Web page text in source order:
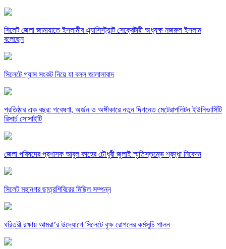
সিলেট জেলা জামায়াতে ইসলামীর এ্যাসিস্ট্যান্ট সেক্রেটারী অধ্যক্ষ নজরুল ইসলাম
বলেছেন
সিলেটে গ্যাস সংকট নিয়ে যা বলল জালালাবাদ
প্রতিষ্ঠার এক বছর: গবেষণা, অর্জন ও অঙ্গীকারে নতুন দিগন্তে মেট্রোপলিটন ইউনিভার্সিটি
রিসার্চ সোসাইটি
জেলা পরিষদের প্রশাসক আবুল কাহের চৌধুরী জুলাই স্মৃতিস্তম্ভে শ্রদ্ধা নিবেদন
সিলেট মহানগর ছাত্রশিবিরের মিছিল সম্পন্ন
ধরিত্রী রক্ষায় আমরা’র উদ্যোগে সিলেটে বৃক্ষ রোপনের কর্মসূচি পালন